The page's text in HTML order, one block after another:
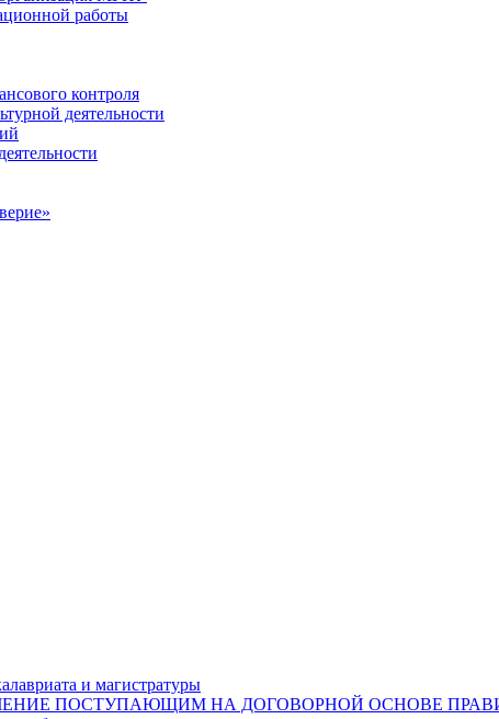
работы
контроля
деятельности
и магистратуры
ПОСТУПАЮЩИМ НА ДОГОВОРНОЙ ОСНОВЕ